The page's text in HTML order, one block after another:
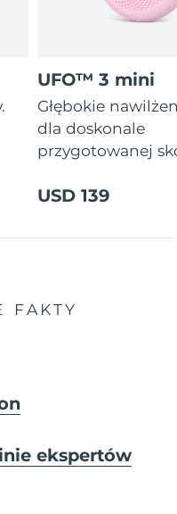
UFO™ 3 mini
Głębokie
dla doskonale
przygotowanej
USD 139
FAKTY
ekspertów